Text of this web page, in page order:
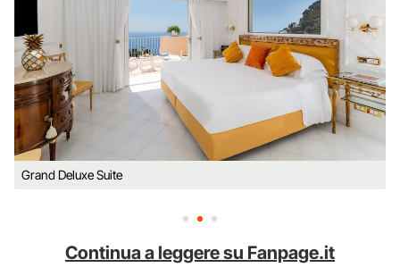
Grand Deluxe Suite
Continua a leggere su Fanpage.it